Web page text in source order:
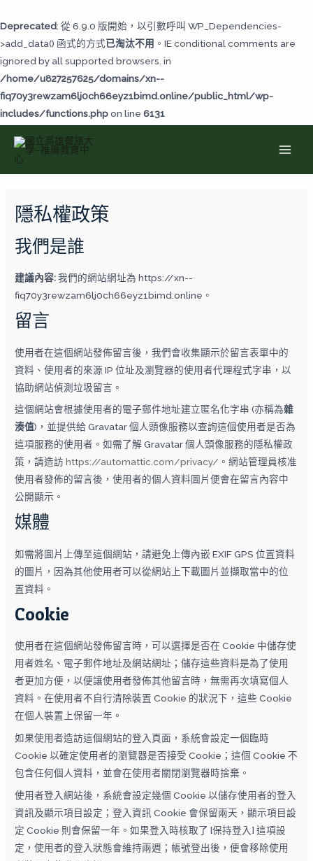
Deprecated: 從 6.9.0 版開始，以引數呼叫 WP_Dependencies-
>add_data() 函式的方式已淘汰不用 。IE conditional comments are
ignored by all supported browsers. in
/home/u827257625/domains/xn--
fiq70y3rewzam6lj0ch66eyz1bimd.online/public_html/wp-
includes/functions.phpon line 6131
至
主
要
內
容
隱私權政策
我們是誰
建議內容:我們的網站網址為 https://xn--
fiq70y3rewzam6lj0ch66eyz1bimd.online。
留言
使用者在這個網站發佈留言後，我們會收集顯示於留言表單中的
資料、使用者的來源 IP 位址及瀏覽器的使用者代理程式字串，以
協助網站偵測垃圾留言。
這個網站會根據使用者的電子郵件地址建立匿名化字串 (亦稱為雜
湊值)，並提供給 Gravatar 個人頭像服務以查詢這個使用者是否為
這項服務的使用者。如需了解 Gravatar 個人頭像服務的隱私權政
策，請造訪https://automattic.com/privacy/ 。網站管理員核准
使用者發佈的留言後，使用者的個人資料圖片便會在留言內容中
公開顯示。
媒體
如需將圖片上傳至這個網站，請避免上傳內嵌 EXIF GPS 位置資料
的圖片，因為其他使用者可以從網站上下載圖片並擷取當中的位
置資料。
Cookie
使用者在這個網站發佈留言時，可以選擇是否在 Cookie 中儲存使
用者姓名、電子郵件地址及網站網址；儲存這些資料是為了使用
者更加方便，以便讓使用者發佈其他留言時，無需再次填寫個人
資料。在使用者不自行清除裝置 Cookie 的狀況下，這些 Cookie
在個人裝置上保留一年。
如果使用者造訪這個網站的登入頁面，系統會設定一個臨時
Cookie 以確定使用者的瀏覽器是否接受 Cookie；這個 Cookie 不
包含任何個人資料，並會在使用者關閉瀏覽器時捨棄。
使用者登入網站後，系統會設定幾個 Cookie 以儲存使用者的登入
資訊及顯示項目設定；登入資訊 Cookie 會保留兩天，顯示項目設
定 Cookie 則會保留一年。如果登入時核取了 [保持登入] 這項設
定，使用者的登入狀態會維持兩週；帳號登出後，便會移除使用